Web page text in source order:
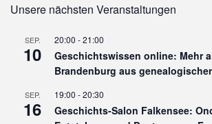
Unsere nächsten Veranstaltungen
SEP.
10
20:00 -21:00
Geschichtswissen online: Mehr
Brandenburg aus
SEP.
16
19:00 -20:30
Geschichts-Salon Falkensee: